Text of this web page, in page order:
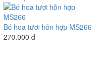
Bó hoa tươi hỗn hợp MS266
270.000 đ